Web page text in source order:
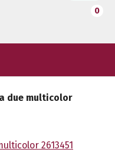
0
due multicolor